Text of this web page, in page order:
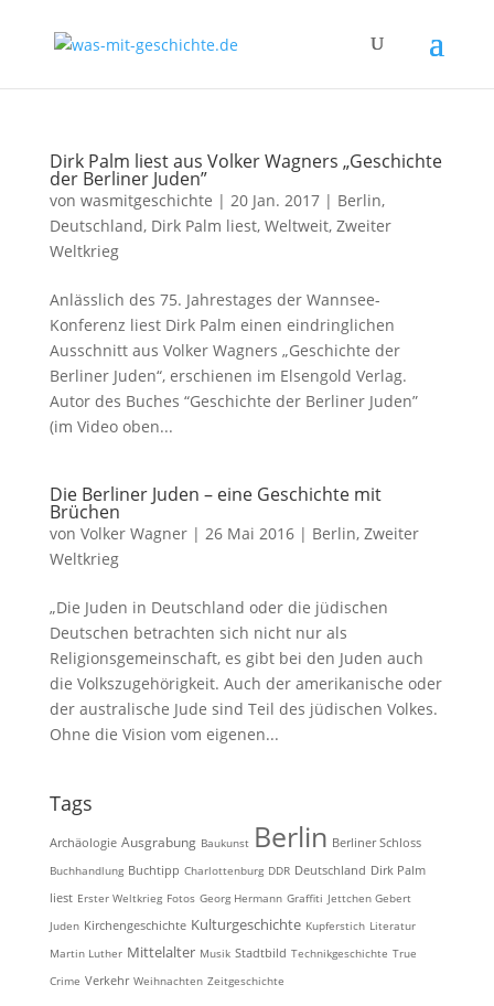
Dirk Palm liest aus Volker Wagners „Geschichte
der Berliner Juden”
von wasmitgeschichte | 20 Jan. 2017| Berlin,
Deutschland, Dirk Palm liest, Weltweit, Zweiter
Weltkrieg
Anlässlich des 75. Jahrestages der Wannsee-
Konferenz liest Dirk Palm einen eindringlichen
Ausschnitt aus Volker Wagners „Geschichte der
Berliner Juden“, erschienen im Elsengold Verlag.
Autor des Buches “Geschichte der Berliner Juden”
(im Video oben...
Die Berliner Juden – eine Geschichte mit
Brüchen
von Volker Wagner| 26 Mai 2016| Berlin, Zweiter
Weltkrieg
„Die Juden in Deutschland oder die jüdischen
Deutschen betrachten sich nicht nur als
Religionsgemeinschaft, es gibt bei den Juden auch
die Volkszugehörigkeit. Auch der amerikanische oder
der australische Jude sind Teil des jüdischen Volkes.
Ohne die Vision vom eigenen...
Tags
Archäologie Ausgrabung Baukunst Berlin Berliner Schloss
Buchhandlung Buchtipp Charlottenburg DDR Deutschland Dirk Palm
liest Erster Weltkrieg Fotos Georg Hermann Graffiti Jettchen Gebert
Juden Kirchengeschichte Kulturgeschichte Kupferstich Literatur
Martin Luther Mittelalter Musik Stadtbild Technikgeschichte True
Crime Verkehr Weihnachten Zeitgeschichte